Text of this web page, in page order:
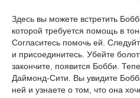
Здесь вы можете встретить
которой требуется помощь в
Согласитесь помочь ей.
и присоединитесь. Убейте
закончите, появится Бобби.
Даймонд-Сити. Вы увидите
ней и узнаете о том, что она